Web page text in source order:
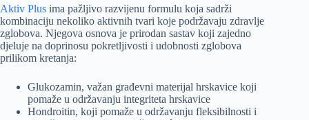
Aktiv Plus ima pažljivo razvijenu formulu koja sadrži
kombinaciju nekoliko aktivnih tvari koje podržavaju zdravlje
zglobova. Njegova osnova je prirodan sastav koji zajedno
djeluje na doprinosu pokretljivosti i udobnosti zglobova
prilikom kretanja:
Glukozamin, važan građevni materijal hrskavice koji
pomaže u održavanju integriteta hrskavice
Hondroitin, koji pomaže u održavanju fleksibilnosti i